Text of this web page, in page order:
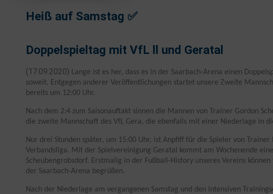
Heiß auf Samstag ✅
Doppelspieltag mit VfL ll und Geratal
(17.09.2020) Lange ist es her, dass es in der Saarbach-Arena einen
soweit. Entgegen anderer Veröffentlichungen startet unsere Zweite
bereits um 12:00 Uhr.
Nach dem 2:4 zum Saisonauftakt sinnen die Mannen von Trainer Gordon
die zweite Mannschaft des VfL Gera, die ebenfalls mit einer Niederlage in
Nur drei Stunden später, um 15:00 Uhr, ist Anpfiff für die Spieler von
Verbandsliga. Mit der Spielvereinigung Geratal kommt am Wochenende
Scheubengrobsdorf. Erstmalig in der Fußball-History unseres Vereins
der Saarbach-Arena begrüßen.
Nach der Niederlage am vergangenen Samstag und den intensiven